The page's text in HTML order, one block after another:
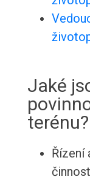
Jaké
terénu?
Řízení